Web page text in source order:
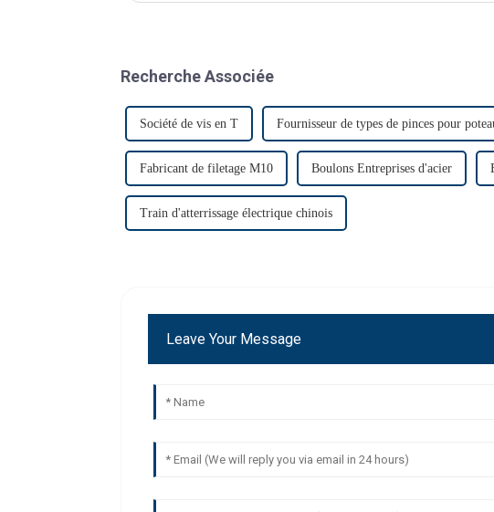
Recherche Associée
Société de vis en T Fournisseur de types de pinces pour
Fabricant de filetage M10 Boulons Entreprises d'acier
Train d'atterrissage électrique chinois
Leave Your Message